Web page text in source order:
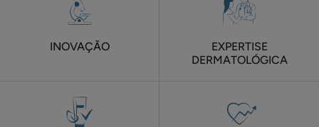
INOVAÇÃO
EXPERTISE
DERMATOLÓGICA